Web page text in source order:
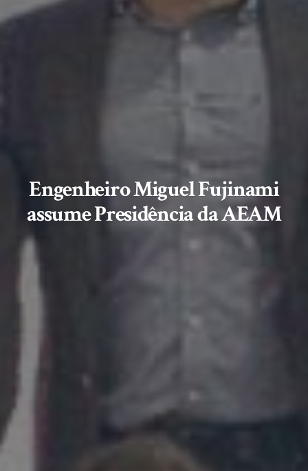
Engenheiro Miguel Fujinami
assume Presidência da AEAM